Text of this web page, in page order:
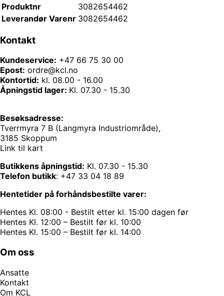
Produktnr
3082654462
Leverandør Varenr 3082654462
Kontakt
Kundeservice: +47 66 75 30 00
Epost: ordre@kcl.no
Kontortid: kl. 08.00 - 16.00
Åpningstid lager: Kl. 07.30 - 15.30
Besøksadresse:
Tverrmyra 7 B (Langmyra Industriområde),
3185 Skoppum
Link til kart
Butikkens åpningstid: Kl. 07.30 - 15.30
Telefon butikk: +47 33 04 18 89
Hentetider på forhåndsbestilte varer:
Hentes Kl. 08:00 - Bestilt etter kl. 15:00 dagen før
Hentes Kl. 12:00 – Bestilt før kl. 10:00
Hentes Kl. 15:00 – Bestilt før kl. 14:00
Om oss
Ansatte
Kontakt
Om KCL